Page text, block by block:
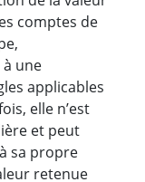
comptes de
une
applicables
elle n’est
et peut
sa propre
retenue